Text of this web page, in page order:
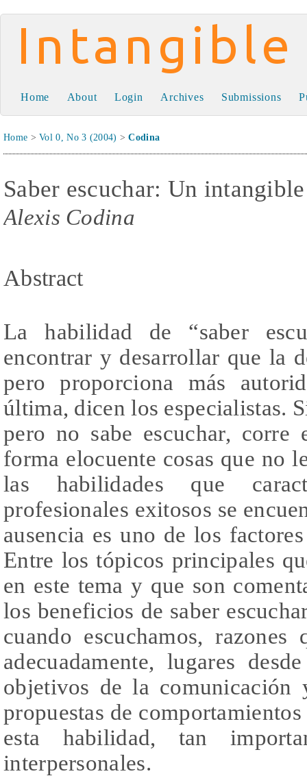
Intangible Capital
Home About Login Archives Submissions
Home >Vol 0, No 3 (2004) >Codina
Saber escuchar: Un
Alexis Codina
Abstract
La habilidad de “saber
encontrar y desarrollar que la
pero proporciona más
última, dicen los especialistas.
pero no sabe escuchar,
forma elocuente cosas que no
las habilidades que
profesionales exitosos se
ausencia es uno de los
Entre los tópicos principales
en este tema y que son
los beneficios de saber
cuando escuchamos,
adecuadamente, lugares
objetivos de la comunicación
propuestas de
esta habilidad, tan
interpersonales.